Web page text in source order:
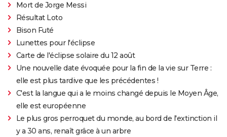
Mort de Jorge Messi
Résultat Loto
Bison Futé
Lunettes pour l'éclipse
Carte de l'éclipse solaire du 12 août
Une nouvelle date évoquée pour la fin de la vie sur Terre :
elle est plus tardive que les précédentes !
C'est la langue qui a le moins changé depuis le Moyen Âge,
elle est européenne
Le plus gros perroquet du monde, au bord de l'extinction il
y a 30 ans, renaît grâce à un arbre